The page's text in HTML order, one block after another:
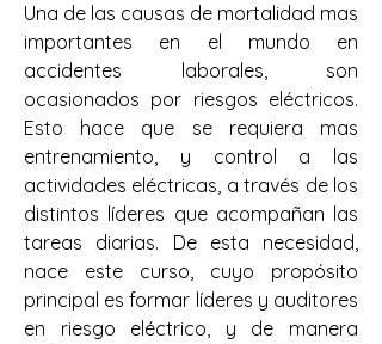
Una de las causas de mortalidad mas
importantes en el mundo en
accidentes laborales, son
ocasionados por riesgos eléctricos.
Esto hace que se requiera mas
entrenamiento, y control a las
actividades eléctricas, a través de los
distintos líderes que acompañan las
tareas diarias. De esta necesidad,
nace este curso, cuyo propósito
principal es formar líderes y auditores
en riesgo eléctrico, y de manera